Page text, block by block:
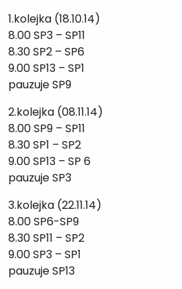
1.kolejka (18.10.14)
8.00 SP3 – SP11
8.30 SP2 – SP6
9.00 SP13 – SP1
pauzuje SP9
2.kolejka (08.11.14)
8.00 SP9 – SP11
8.30 SP1 – SP2
9.00 SP13 – SP 6
pauzuje SP3
3.kolejka (22.11.14)
8.00 SP6-SP9
8.30 SP11 – SP2
9.00 SP3 – SP1
pauzuje SP13